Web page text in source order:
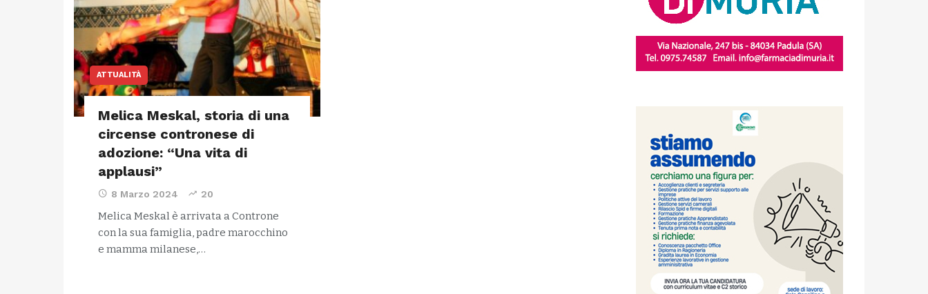
ATTUALITÀ
Melica Meskal, storia di una
circense contronese di
adozione: “Una vita di
applausi”
8 Marzo 2024 20
Melica Meskal è arrivata a Controne
con la sua famiglia, padre marocchino
e mamma milanese,…